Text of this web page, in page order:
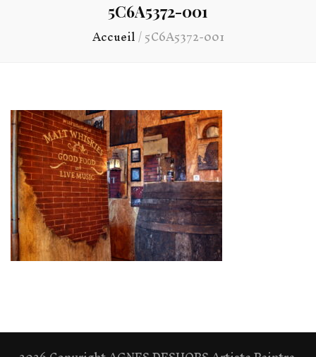
5C6A5372-001
Accueil/5C6A5372-001